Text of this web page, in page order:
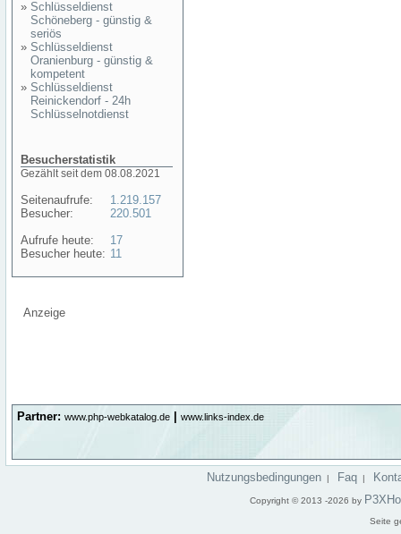
» Schlüsseldienst
Schöneberg - günstig &
seriös
» Schlüsseldienst
Oranienburg - günstig &
kompetent
» Schlüsseldienst
Reinickendorf - 24h
Schlüsselnotdienst
Besucherstatistik
Gezählt seit dem 08.08.2021
Seitenaufrufe:
Besucher:
Aufrufe heute:
Besucher heute:
1.219.157
220.501
17
11
Anzeige
Partner: www.php-webkatalog.de www.links-index.de
Nutzungsbedingungen | Faq |
Copyright © 2013 -2026 by
Seite